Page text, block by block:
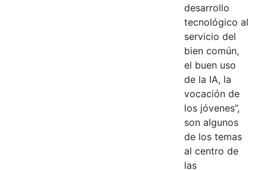
desarrollo
tecnológico al
servicio del
bien común,
el buen uso
de la IA, la
vocación de
los jóvenes”,
son algunos
de los temas
al centro de
las